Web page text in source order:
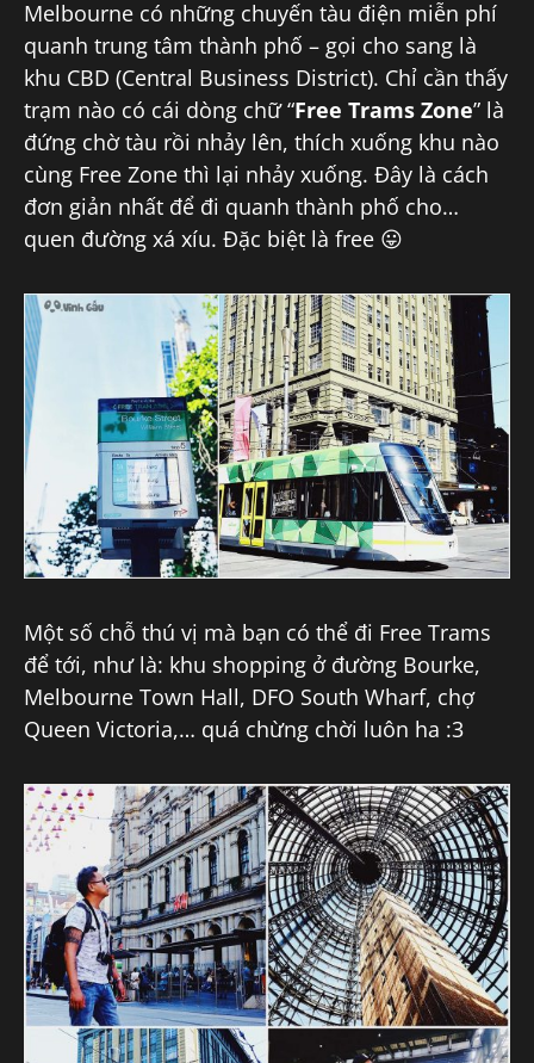
Melbourne có những chuyến tàu điện miễn phí
quanh trung tâm thành phố – gọi cho sang là
khu CBD (Central Business District). Chỉ cần thấy
trạm nào có cái dòng chữ “Free Trams Zone” là
đứng chờ tàu rồi nhảy lên, thích xuống khu nào
cùng Free Zone thì lại nhảy xuống. Đây là cách
đơn giản nhất để đi quanh thành phố cho…
quen đường xá xíu. Đặc biệt là free 😛
Một số chỗ thú vị mà bạn có thể đi Free Trams
để tới, như là: khu shopping ở đường Bourke,
Melbourne Town Hall, DFO South Wharf, chợ
Queen Victoria,… quá chừng chời luôn ha :3